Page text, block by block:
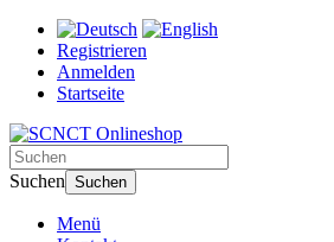
Registrieren
Anmelden
Startseite
Suchen Suchen
Menü